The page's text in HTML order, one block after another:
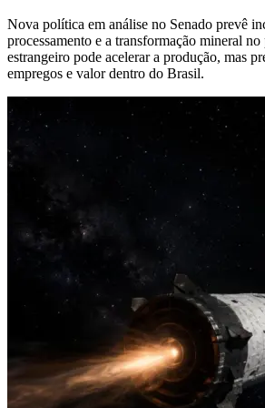
Nova política em análise no Senado prevê
processamento e a transformação mineral
estrangeiro pode acelerar a produção, mas
empregos e valor dentro do Brasil.